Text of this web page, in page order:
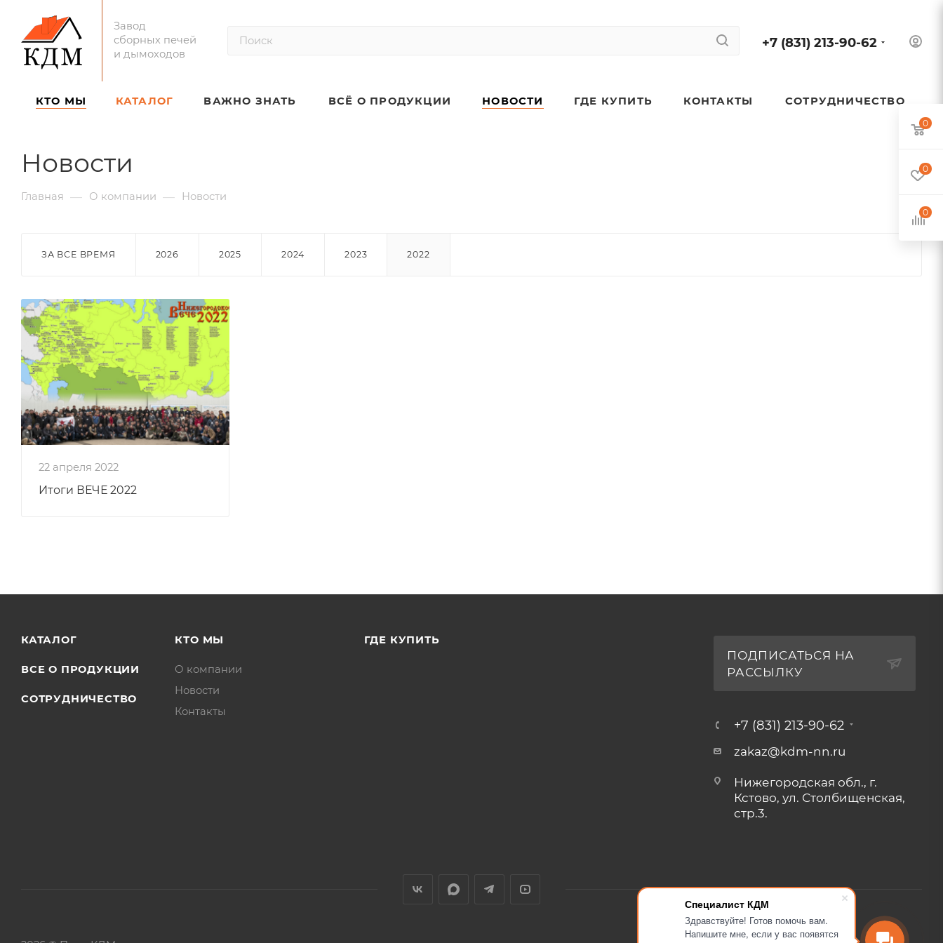
Специалист КДМ
Здравствуйте! Готов помочь вам.
Напишите мне, если у вас появятся
Завод
сборных печей
и дымоходов
+7 (831) 213-90-62
КТО МЫ КАТАЛОГ ВАЖНО ЗНАТЬ ВСЁ О ПРОДУКЦИИ НОВОСТИ ГДЕ КУПИТЬ КОНТАКТЫ СОТРУДНИЧЕСТВО
Новости
Главная — О компании — Новости
ЗА ВСЕ ВРЕМЯ 2026 2025 2024 2023 2022
22 апреля 2022
Итоги ВЕЧЕ 2022
КАТАЛОГ
ВСЕ О ПРОДУКЦИИ
СОТРУДНИЧЕСТВО
КТО МЫ
О компании
Новости
Контакты
ГДЕ КУПИТЬ
ПОДПИСАТЬСЯ НА
РАССЫЛКУ
+7 (831) 213-90-62
zakaz@kdm-nn.ru
Нижегородская обл., г.
Кстово, ул. Столбищенская,
стр.3.
0
0
0